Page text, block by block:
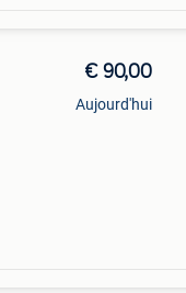
€ 90,00
Aujourd'hui